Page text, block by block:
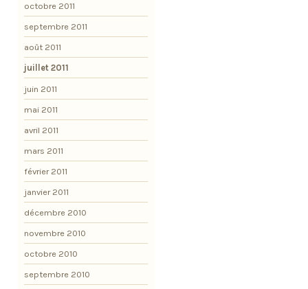
octobre 2011
septembre 2011
août 2011
juillet 2011
juin 2011
mai 2011
avril 2011
mars 2011
février 2011
janvier 2011
décembre 2010
novembre 2010
octobre 2010
septembre 2010